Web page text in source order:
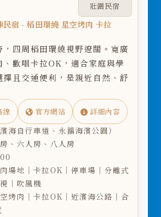
壯圍民宿
民宿 - 稻田環繞 星空烤肉 卡拉
四周稻田環繞視野遼闊。寬廣
歡唱卡拉OK，適合家庭與學
且交通便利，是親近自然、舒
線 官方網站 詳細內容
海自行車道、永鎮海濱公園）
、六人房、八人房
場地｜卡拉OK｜停車場｜分離式
｜吹風機
烤肉｜卡拉OK｜近濱海公路｜合